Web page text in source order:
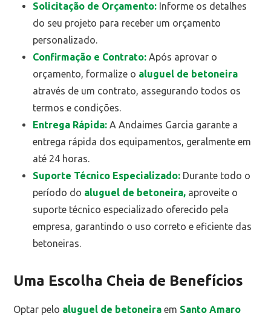
Solicitação de Orçamento: Informe os detalhes
do seu projeto para receber um orçamento
personalizado.
Confirmação e Contrato: Após aprovar o
orçamento, formalize o aluguel de betoneira
através de um contrato, assegurando todos os
termos e condições.
Entrega Rápida: A Andaimes Garcia garante a
entrega rápida dos equipamentos, geralmente em
até 24 horas.
Suporte Técnico Especializado: Durante todo o
período do aluguel de betoneira, aproveite o
suporte técnico especializado oferecido pela
empresa, garantindo o uso correto e eficiente das
betoneiras.
Uma Escolha Cheia de Benefícios
Optar pelo aluguel de betoneira em Santo Amaro